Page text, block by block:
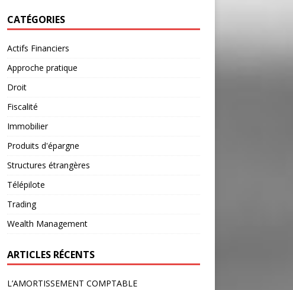
CATÉGORIES
Actifs Financiers
Approche pratique
Droit
Fiscalité
Immobilier
Produits d'épargne
Structures étrangères
Télépilote
Trading
Wealth Management
ARTICLES RÉCENTS
L’AMORTISSEMENT COMPTABLE